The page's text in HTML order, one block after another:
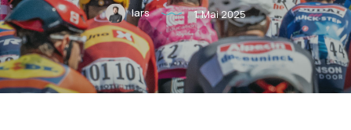
lars 1. Mai 2025